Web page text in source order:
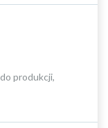
produkcji,